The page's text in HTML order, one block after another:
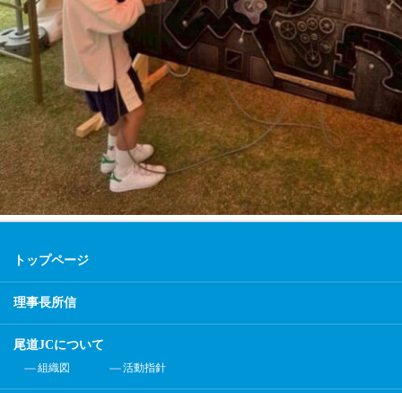
トップページ
理事長所信
尾道JCについて
組織図 活動指針